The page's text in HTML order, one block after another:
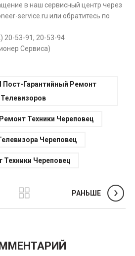
в наш сервисный центр через
service.ru или обратитесь по
20-53-91, 20-53-94
Сервиса)
Пост-Гарантийный Ремонт
Телевизоров
Техники Череповец
Череповец
Техники Череповец
РАНЬШЕ